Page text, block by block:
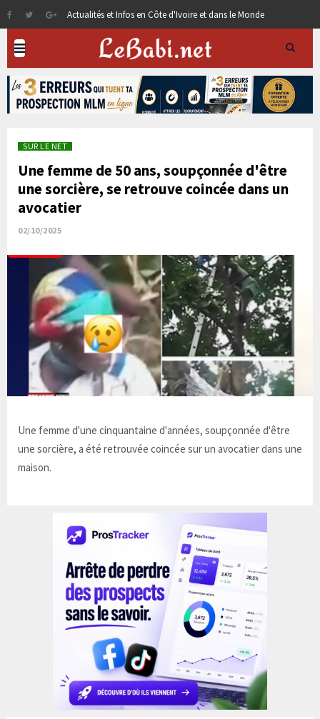
Actualités et Infos en Côte d'Ivoire et dans le Monde
SUR LE NET
Une femme de 50 ans, soupçonnée d'être
une sorcière, se retrouve coincée dans un
avocatier
02/10/2025
Une femme d'une cinquantaine d'années, soupçonnée d'être
une sorcière, a été retrouvée coincée sur un avocatier dans une
maison.